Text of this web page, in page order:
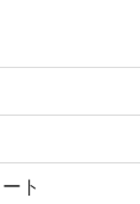
ト